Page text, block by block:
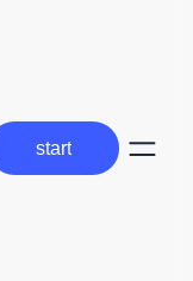
start
start